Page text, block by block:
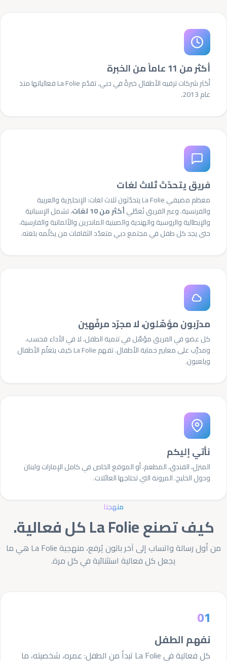
أكثر من 11 عاماً من الخبرة
أكثر شركات ترفيه الأطفال خبرةً في دبي. تقدّم La Folie فعالياتها منذ
عام 2013.
فريق يتحدّث ثلاث لغات
معظم مضيفي La Folie يتحدّثون ثلاث لغات: الإنجليزية والعربية
والفرنسية. وعبر الفريق نُغطّيأكثر من 10 لغات
، تشمل الإسبانية
والإيطالية والروسية والهندية والصينية الماندرين والألمانية والفارسية،
حتى يجد كل طفل في مجتمع دبي متعدّد الثقافات من يكلّمه بلغته.
مدرّبون مؤهّلون، لا مجرّد مرفّهين
كل عضو في الفريق مؤهّل في تنمية الطفل، لا في الأداء فحسب،
ومدرَّب على معايير حماية الأطفال. تفهم La Folie كيف يتعلّم الأطفال
ويلعبون.
نأتي إليكم
المنزل، الفندق، المطعم، أو الموقع الخاص في كامل الإمارات ولبنان
ودول الخليج. المرونة التي تحتاجها العائلات.
منهجنا
كيف تصنع La Folie كل فعالية.
من أول رسالة واتساب إلى آخر بالون يُرفع، منهجية La Folie هي ما
يجعل كل فعالية استثنائية في كل مرة.
01
نفهم الطفل
كل فعالية في La Folie تبدأ من الطفل: عمره، شخصيته، ما